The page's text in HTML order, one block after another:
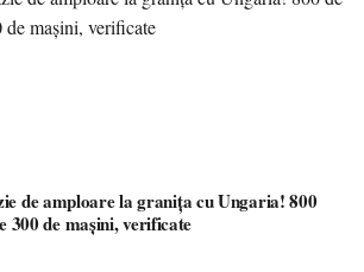
de amploare la granița cu Ungaria! 800
300 de mașini, verificate